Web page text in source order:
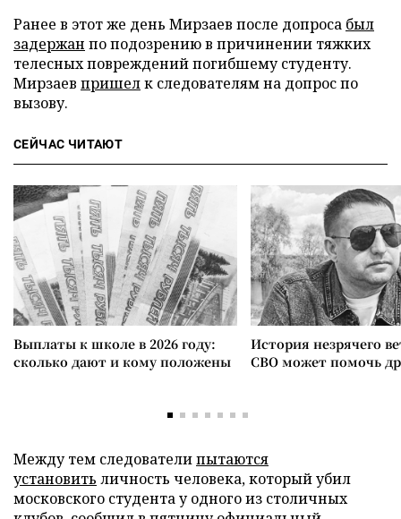
Ранее в этот же день Мирзаев после допроса был
задержан по подозрению в причинении тяжких
телесных повреждений погибшему студенту.
Мирзаев пришелк следователям на допрос по
вызову.
СЕЙЧАС ЧИТАЮТ
Выплаты к школе в 2026 году:
сколько дают и кому положены
История незрячего
СВО может помочь
Между тем следователипытаются
установить личность человека, который убил
московского студента у одного из столичных